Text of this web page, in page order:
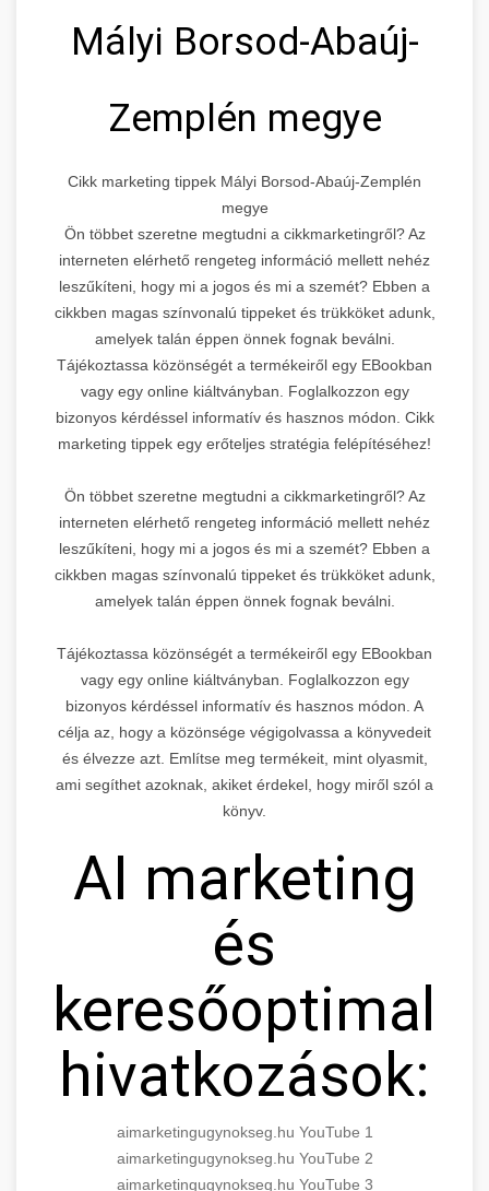
Mályi Borsod-Abaúj-
Zemplén megye
Cikk marketing tippek Mályi Borsod-Abaúj-Zemplén
megye
Ön többet szeretne megtudni a cikkmarketingről? Az
interneten elérhető rengeteg információ mellett nehéz
leszűkíteni, hogy mi a jogos és mi a szemét? Ebben a
cikkben magas színvonalú tippeket és trükköket adunk,
amelyek talán éppen önnek fognak beválni.
Tájékoztassa közönségét a termékeiről egy EBookban
vagy egy online kiáltványban. Foglalkozzon egy
bizonyos kérdéssel informatív és hasznos módon. Cikk
marketing tippek egy erőteljes stratégia felépítéséhez!
Ön többet szeretne megtudni a cikkmarketingről? Az
interneten elérhető rengeteg információ mellett nehéz
leszűkíteni, hogy mi a jogos és mi a szemét? Ebben a
cikkben magas színvonalú tippeket és trükköket adunk,
amelyek talán éppen önnek fognak beválni.
Tájékoztassa közönségét a termékeiről egy EBookban
vagy egy online kiáltványban. Foglalkozzon egy
bizonyos kérdéssel informatív és hasznos módon. A
célja az, hogy a közönsége végigolvassa a könyvedeit
és élvezze azt. Említse meg termékeit, mint olyasmit,
ami segíthet azoknak, akiket érdekel, hogy miről szól a
könyv.
AI marketing
és
hivatkozások:
aimarketingugynokseg.hu YouTube 1
aimarketingugynokseg.hu YouTube 2
aimarketingugynokseg.hu YouTube 3